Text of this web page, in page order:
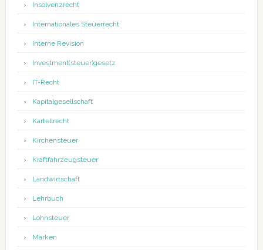
Insolvenzrecht
Internationales Steuerrecht
Interne Revision
Investment(steuer)gesetz
IT-Recht
Kapitalgesellschaft
Kartellrecht
Kirchensteuer
Kraftfahrzeugsteuer
Landwirtschaft
Lehrbuch
Lohnsteuer
Marken